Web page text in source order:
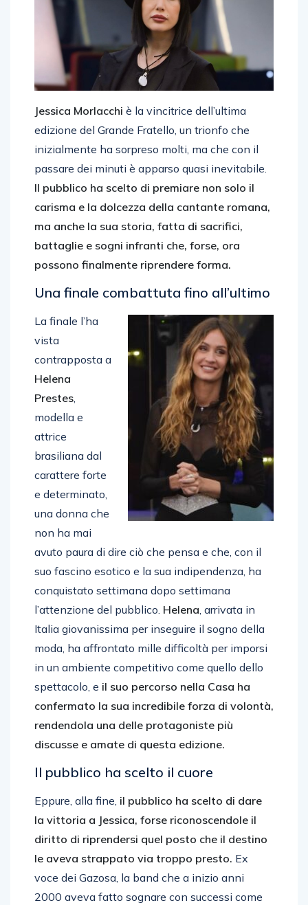
Jessica Morlacchi è la vincitrice dell’ultima
edizione del Grande Fratello, un trionfo che
inizialmente ha sorpreso molti, ma che con il
passare dei minuti è apparso quasi inevitabile.
Il pubblico ha scelto di premiare non solo il
carisma e la dolcezza della cantante romana,
ma anche la sua storia, fatta di sacrifici,
battaglie e sogni infranti che, forse, ora
possono finalmente riprendere forma.
Una finale combattuta fino all’ultimo
La finale l’ha
vista
contrapposta a
Helena
Prestes,
modella e
attrice
brasiliana dal
carattere forte
e determinato,
una donna che
non ha mai
avuto paura di dire ciò che pensa e che, con il
suo fascino esotico e la sua indipendenza, ha
conquistato settimana dopo settimana
l’attenzione del pubblico. Helena, arrivata in
Italia giovanissima per inseguire il sogno della
moda, ha affrontato mille difficoltà per imporsi
in un ambiente competitivo come quello dello
spettacolo, e il suo percorso nella Casa ha
confermato la sua incredibile forza di volontà,
rendendola una delle protagoniste più
discusse e amate di questa edizione.
Il pubblico ha scelto il cuore
Eppure, alla fine, il pubblico ha scelto di dare
la vittoria a Jessica, forse riconoscendole il
diritto di riprendersi quel posto che il destino
le aveva strappato via troppo presto. Ex
voce dei Gazosa, la band che a inizio anni
2000 aveva fatto sognare con successi come